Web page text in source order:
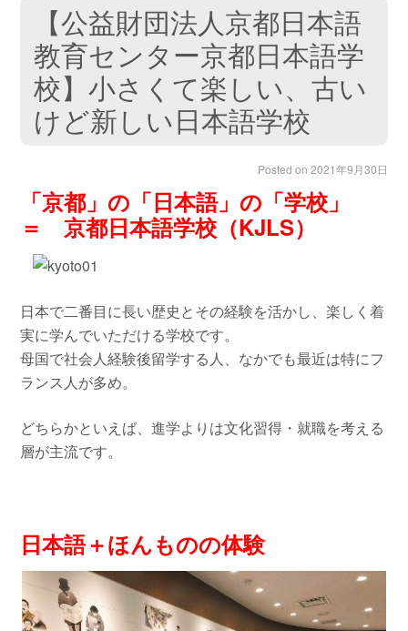
【公益財団法人京都日本語
教育センター京都日本語学
校】小さくて楽しい、古い
けど新しい日本語学校
Posted on 2021年9月30日
「京都」の「日本語」の「学校」
＝ 京都日本語学校（KJLS）
日本で二番目に長い歴史とその経験を活かし、楽しく着
実に学んでいただける学校です。
母国で社会人経験後留学する人、なかでも最近は特にフ
ランス人が多め。
どちらかといえば、進学よりは文化習得・就職を考える
層が主流です。
日本語＋ほんものの体験